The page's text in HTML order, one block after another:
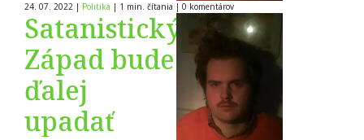
24. 07. 2022 | Politika | 1 min. čítania | 0 komentárov
Satanistický
Západ bude
ďalej
upadať